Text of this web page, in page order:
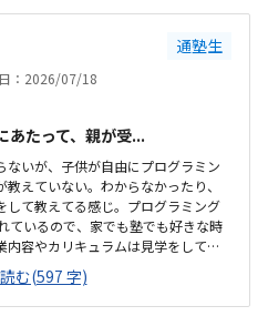
どもに寄り添ってくださいました。
通塾生
：2026/07/18
あたって、親が受...
ないが、子供が自由にプログラミン
えていない。わからなかったり、
して教えてる感じ。プログラミング
ているので、家でも塾でも好きな時
容やカリキュラムは見学をしてい
講師が教えていないみたい。月1回は
表すると聞いていたが、実施してな
れる距離で、一本道だから迷うこと
む(597 字)